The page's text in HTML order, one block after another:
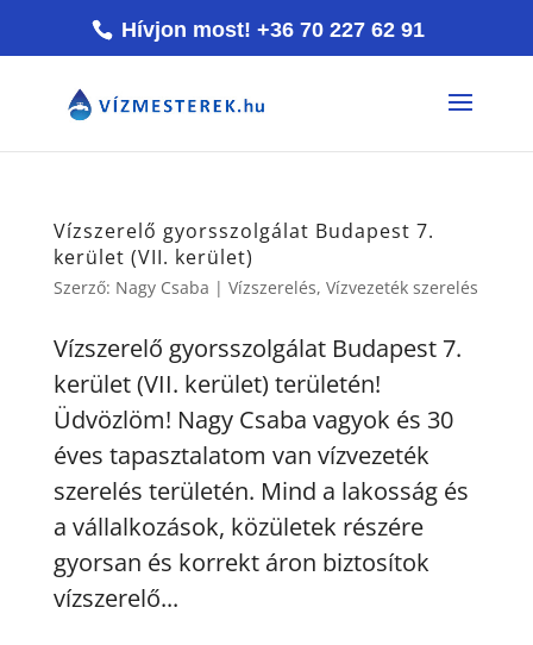
Hívjon most! +36 70 227 62 91
Vízszerelő gyorsszolgálat Budapest 7.
kerület (VII. kerület)
Szerző: Nagy Csaba | Vízszerelés, Vízvezeték szerelés
Vízszerelő gyorsszolgálat Budapest 7.
kerület (VII. kerület) területén!
Üdvözlöm! Nagy Csaba vagyok és 30
éves tapasztalatom van vízvezeték
szerelés területén. Mind a lakosság és
a vállalkozások, közületek részére
gyorsan és korrekt áron biztosítok
vízszerelő...